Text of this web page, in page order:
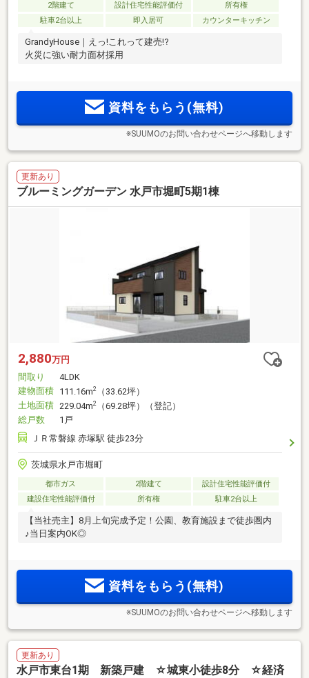
2階建て 設計住宅性能評価付
所有権
駐車2台以上
即入居可 カウンターキッチン
GrandyHouse｜えっ!これって建売!?
火災に強い耐力面材採用
資料をもらう(無料)
※SUUMOのお問い合わせページへ移動します
更新あり
ブルーミングガーデン 水戸市堀町5期1棟
2,880万円
間取り
4LDK
建物面積 111.16m2
（33.62坪）
土地面積 229.04m2
（69.28坪）（登記）
総戸数
1戸
ＪＲ常磐線 赤塚駅 徒歩23分
茨城県水戸市堀町
都市ガス 2階建て
設計住宅性能評価付
建設住宅性能評価付
所有権 駐車2台以上
【当社売主】8月上旬完成予定！公園、教育施設まで徒歩圏内
♪当日案内OK◎
資料をもらう(無料)
※SUUMOのお問い合わせページへ移動します
更新あり
水戸市東台1期 新築戸建 ☆城東小徒歩8分 ☆経済